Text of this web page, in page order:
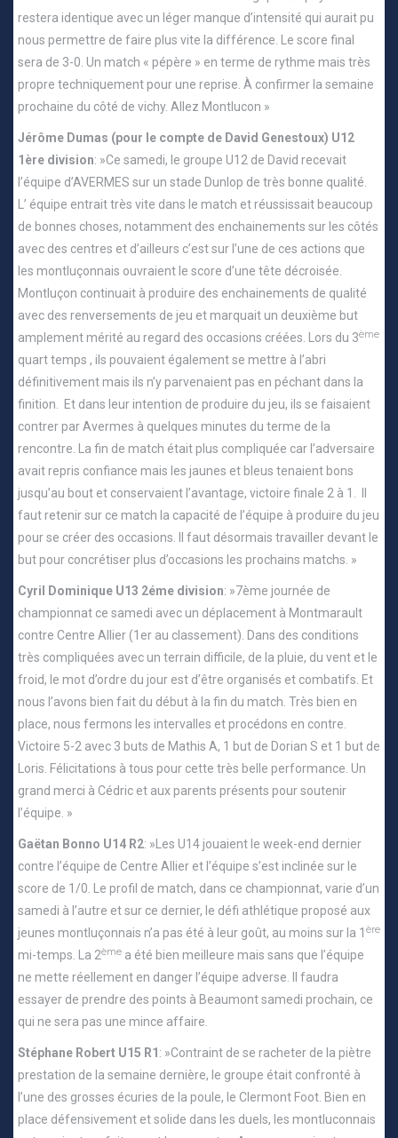
restera identique avec un léger manque d’intensité qui aurait pu
nous permettre de faire plus vite la différence. Le score final
sera de 3-0. Un match « pépère » en terme de rythme mais très
propre techniquement pour une reprise. À confirmer la semaine
prochaine du côté de vichy. Allez Montlucon »
Jérôme Dumas (pour le compte de David Genestoux) U12
1ère division: »Ce samedi, le groupe U12 de David recevait
l’équipe d’AVERMES sur un stade Dunlop de très bonne qualité.
L’ équipe entrait très vite dans le match et réussissait beaucoup
de bonnes choses, notamment des enchainements sur les côtés
avec des centres et d’ailleurs c’est sur l’une de ces actions que
les montluçonnais ouvraient le score d’une tête décroisée.
Montluçon continuait à produire des enchainements de qualité
avec des renversements de jeu et marquait un deuxième but
amplement mérité au regard des occasions créées. Lors du 3ème
quart temps , ils pouvaient également se mettre à l’abri
définitivement mais ils n’y parvenaient pas en péchant dans la
finition. Et dans leur intention de produire du jeu, ils se faisaient
contrer par Avermes à quelques minutes du terme de la
rencontre. La fin de match était plus compliquée car l’adversaire
avait repris confiance mais les jaunes et bleus tenaient bons
jusqu’au bout et conservaient l’avantage, victoire finale 2 à 1. Il
faut retenir sur ce match la capacité de l’équipe à produire du jeu
pour se créer des occasions. Il faut désormais travailler devant le
but pour concrétiser plus d’occasions les prochains matchs. »
Cyril Dominique U13 2éme division: »7ème journée de
championnat ce samedi avec un déplacement à Montmarault
contre Centre Allier (1er au classement). Dans des conditions
très compliquées avec un terrain difficile, de la pluie, du vent et le
froid, le mot d’ordre du jour est d’être organisés et combatifs. Et
nous l’avons bien fait du début à la fin du match. Très bien en
place, nous fermons les intervalles et procédons en contre.
Victoire 5-2 avec 3 buts de Mathis A, 1 but de Dorian S et 1 but de
Loris. Félicitations à tous pour cette très belle performance. Un
grand merci à Cédric et aux parents présents pour soutenir
l’équipe. »
Gaëtan Bonno U14 R2: »Les U14 jouaient le week-end dernier
contre l’équipe de Centre Allier et l’équipe s’est inclinée sur le
score de 1/0. Le profil de match, dans ce championnat, varie d’un
samedi à l’autre et sur ce dernier, le défi athlétique proposé aux
jeunes montluçonnais n’a pas été à leur goût, au moins sur la 1 ère
mi-temps. La 2ème a été bien meilleure mais sans que l’équipe
ne mette réellement en danger l’équipe adverse. Il faudra
essayer de prendre des points à Beaumont samedi prochain, ce
qui ne sera pas une mince affaire.
Stéphane Robert U15 R1 : »Contraint de se racheter de la piètre
prestation de la semaine dernière, le groupe était confronté à
l’une des grosses écuries de la poule, le Clermont Foot. Bien en
place défensivement et solide dans les duels, les montluconnais